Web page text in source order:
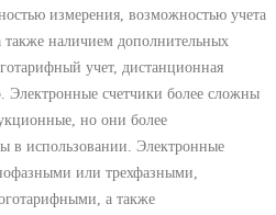
измерения, возможностью учета
наличием дополнительных
учет, дистанционная
Электронные счетчики более сложны
но они более
в использовании. Электронные
или трехфазными,
а также